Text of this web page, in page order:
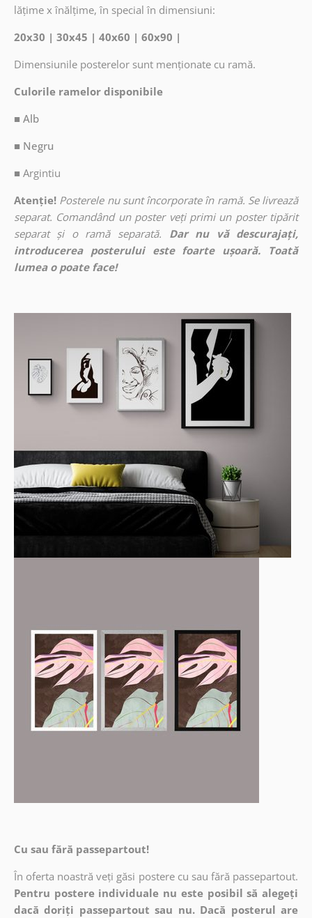
lățime x înălțime, în special în dimensiuni:
20x30 | 30x45 | 40x60 | 60x90 |
Dimensiunile posterelor sunt menționate cu ramă.
Culorile ramelor disponibile
■ Alb
■ Negru
■ Argintiu
Atenție! Posterele nu sunt încorporate în ramă. Se livrează
separat. Comandând un poster veți primi un poster tipărit
separat și o ramă separată.
Dar nu vă descurajați,
introducerea posterului este foarte ușoară. Toată
lumea o poate face!
Cu sau fără passepartout!
În oferta noastră veți găsi postere cu sau fără passepartout.
Pentru postere individuale nu este posibil să alegeți
dacă doriți passepartout sau nu. Dacă posterul are